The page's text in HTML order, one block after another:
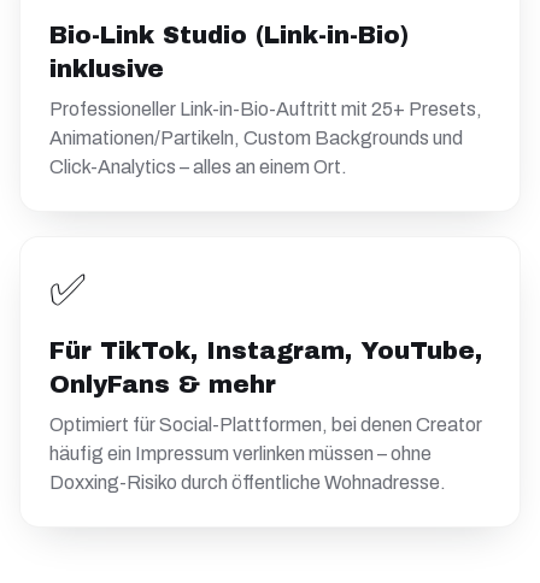
Bio-Link Studio (Link-in-Bio)
inklusive
Professioneller Link-in-Bio-Auftritt mit 25+ Presets,
Animationen/Partikeln, Custom Backgrounds und
Click-Analytics – alles an einem Ort.
✅
Für TikTok, Instagram, YouTube,
OnlyFans & mehr
Optimiert für Social-Plattformen, bei denen Creator
häufig ein Impressum verlinken müssen – ohne
Doxxing-Risiko durch öffentliche Wohnadresse.